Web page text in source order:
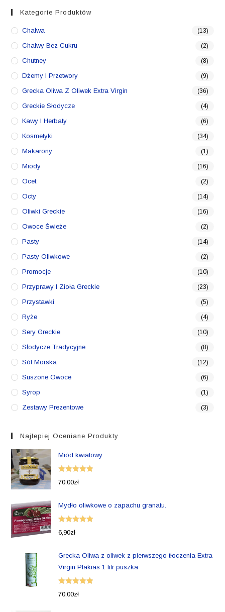
Kategorie Produktów
Chałwa (13)
Chałwy Bez Cukru (2)
Chutney (8)
Dżemy I Przetwory (9)
Grecka Oliwa Z Oliwek Extra Virgin (36)
Greckie Słodycze (4)
Kawy I Herbaty (6)
Kosmetyki (34)
Makarony (1)
Miody (16)
Ocet (2)
Octy (14)
Oliwki Greckie (16)
Owoce Świeże (2)
Pasty (14)
Pasty Oliwkowe (2)
Promocje (10)
Przyprawy I Zioła Greckie (23)
Przystawki (5)
Ryże (4)
Sery Greckie (10)
Słodycze Tradycyjne (8)
Sól Morska (12)
Suszone Owoce (6)
Syrop (1)
Zestawy Prezentowe (3)
Najlepiej Oceniane Produkty
Miód kwiatowy
Oceniono
70,00zł
Mydło oliwkowe o zapachu granatu.
Oceniono
6,90zł
Grecka Oliwa z oliwek z pierwszego tłoczenia Extra
Virgin Plakias 1 litr puszka
Oceniono
70,00zł